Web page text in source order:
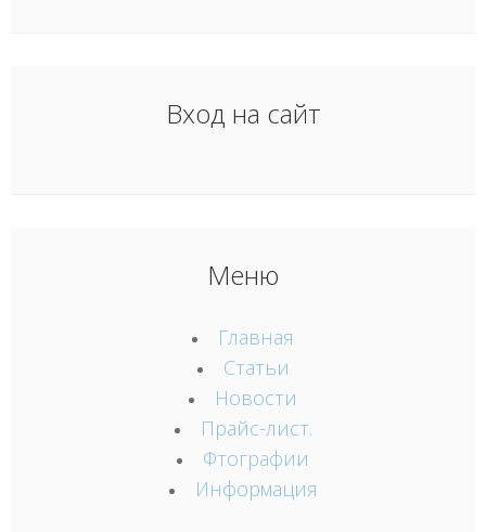
Вход на сайт
Меню
Главная
Статьи
Новости
Прайс-лист.
Фтографии
Информация